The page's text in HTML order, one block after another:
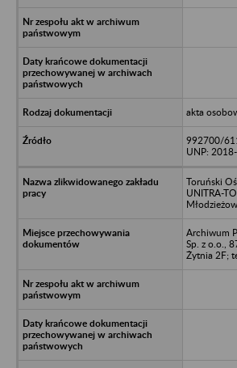
akta
992700/
UNP:
Toruński
UNITRA-
Archiwum
Sp. z o.o.,
Żytnia 2F;